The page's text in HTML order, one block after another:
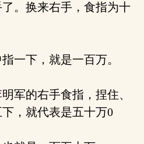
。换来右手，食指为十
一下，就是一百万。
军的右手食指，捏住、
就代表是五十万0